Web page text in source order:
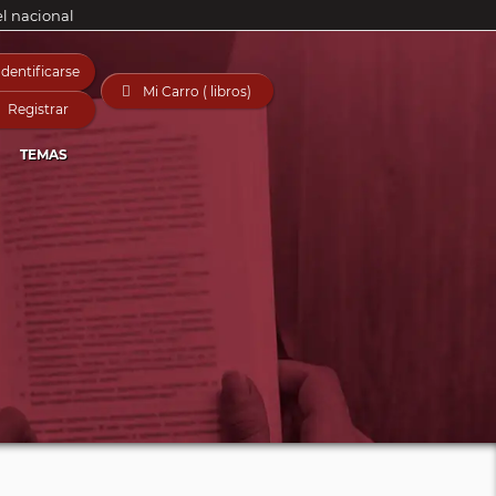
nacional
Registrar
 Mi Carro ( libros)
TEMAS